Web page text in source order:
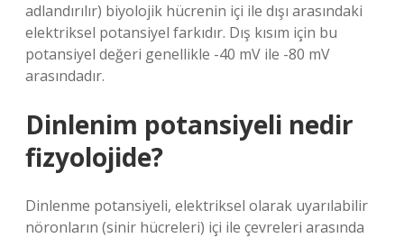
adlandırılır) biyolojik hücrenin içi ile dışı arasındaki
elektriksel potansiyel farkıdır. Dış kısım için bu
potansiyel değeri genellikle -40 mV ile -80 mV
arasındadır.
Dinlenim potansiyeli nedir
fizyolojide?
Dinlenme potansiyeli, elektriksel olarak uyarılabilir
nöronların (sinir hücreleri) içi ile çevreleri arasında